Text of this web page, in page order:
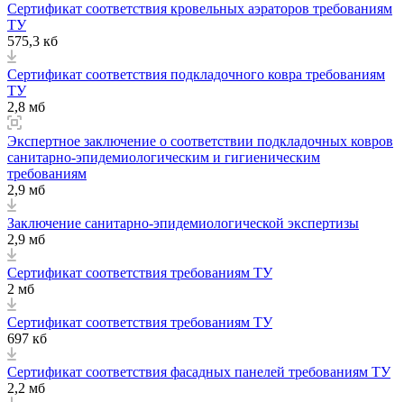
Сертификат соответствия кровельных аэраторов требованиям
ТУ
575,3 кб
Сертификат соответствия подкладочного ковра требованиям
ТУ
2,8 мб
Экспертное заключение о соответствии подкладочных ковров
санитарно-эпидемиологическим и гигиеническим
требованиям
2,9 мб
Заключение санитарно-эпидемиологической экспертизы
2,9 мб
Сертификат соответствия требованиям ТУ
2 мб
Сертификат соответствия требованиям ТУ
697 кб
Сертификат соответствия фасадных панелей требованиям ТУ
2,2 мб